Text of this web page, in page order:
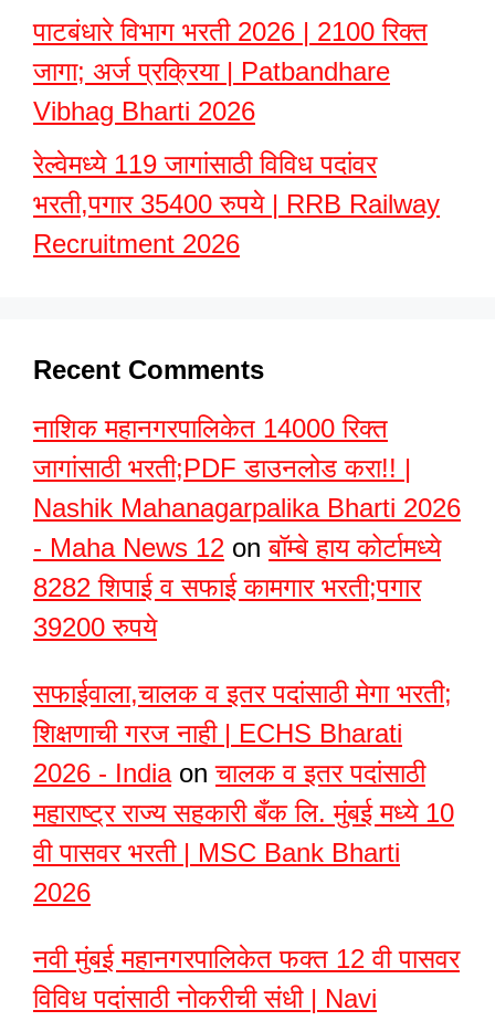
पाटबंधारे विभाग भरती 2026 | 2100 रिक्त
जागा; अर्ज प्रक्रिया | Patbandhare
Vibhag Bharti 2026
रेल्वेमध्ये 119 जागांसाठी विविध पदांवर
भरती,पगार 35400 रुपये | RRB Railway
Recruitment 2026
Recent Comments
नाशिक महानगरपालिकेत 14000 रिक्त
जागांसाठी भरती;PDF डाउनलोड करा!! |
Nashik Mahanagarpalika Bharti 2026
- Maha News 12 onबॉम्बे हाय कोर्टामध्ये
8282 शिपाई व सफाई कामगार भरती;पगार
39200 रुपये
सफाईवाला,चालक व इतर पदांसाठी मेगा भरती;
शिक्षणाची गरज नाही | ECHS Bharati
2026 - Indiaonचालक व इतर पदांसाठी
महाराष्ट्र राज्य सहकारी बँक लि. मुंबई मध्ये 10
वी पासवर भरती | MSC Bank Bharti
2026
नवी मुंबई महानगरपालिकेत फक्त 12 वी पासवर
विविध पदांसाठी नोकरीची संधी | Navi